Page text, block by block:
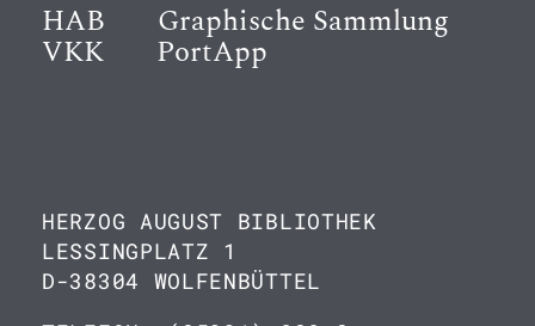
HAB Graphische Sammlung
VKK PortApp
HERZOG AUGUST BIBLIOTHEK
LESSINGPLATZ 1
D-38304 WOLFENBÜTTEL